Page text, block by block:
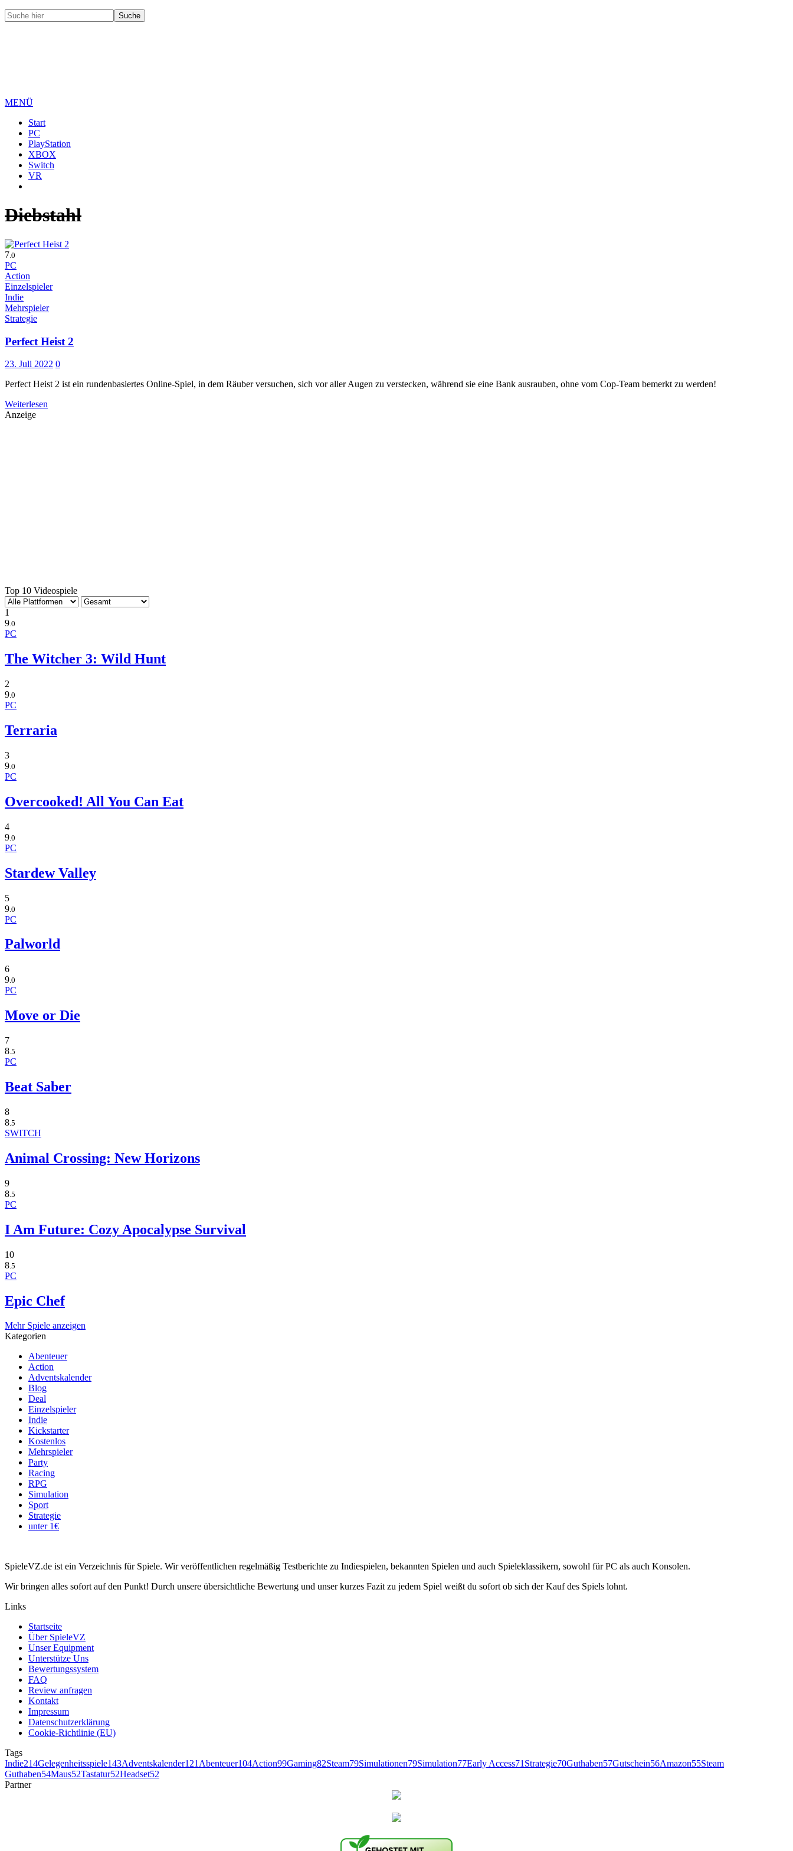
MENÜ
Start
PC
PlayStation
XBOX
Switch
VR
Diebstahl
7 .0
PC
Action
Einzelspieler
Indie
Mehrspieler
Strategie
Perfect Heist 2
23. Juli 2022 0
Perfect Heist 2 ist ein rundenbasiertes Online-Spiel, in dem Räuber versuchen, sich vor aller Augen zu verstecken, während sie eine Bank ausrauben, ohne vom Cop-Team bemerkt zu werden!
Weiterlesen
Anzeige
Top 10 Videospiele
1
9.0
PC
The Witcher 3: Wild Hunt
2
9.0
PC
Terraria
3
9 .0
PC
Overcooked! All You Can Eat
4
9 .0
PC
Stardew Valley
5
9 .0
PC
Palworld
6
9.0
PC
Move or Die
7
8.5
PC
Beat Saber
8
8.5
SWITCH
Animal Crossing: New Horizons
9
8 .5
PC
I Am Future: Cozy Apocalypse Survival
10
8 .5
PC
Epic Chef
Mehr Spiele anzeigen
Kategorien
Abenteuer
Action
Adventskalender
Blog
Deal
Einzelspieler
Indie
Kickstarter
Kostenlos
Mehrspieler
Party
Racing
RPG
Simulation
Sport
Strategie
unter 1€
SpieleVZ.de ist ein Verzeichnis für Spiele. Wir veröffentlichen regelmäßig Testberichte zu Indiespielen, bekannten Spielen und auch Spieleklassikern, sowohl für PC als auch Konsolen.
Wir bringen alles sofort auf den Punkt! Durch unsere übersichtliche Bewertung und unser kurzes Fazit zu jedem Spiel weißt du sofort ob sich der Kauf des Spiels lohnt.
Links
Startseite
Über SpieleVZ
Unser Equipment
Unterstütze Uns
Bewertungssystem
FAQ
Review anfragen
Kontakt
Impressum
Datenschutzerklärung
Cookie-Richtlinie (EU)
Tags
Indie214Gelegenheitsspiele143Adventskalender121Abenteuer104Action99Gaming82Steam79Simulationen79Simulation77Early Access71Strategie70Guthaben57Gutschein56Amazon55Steam
Guthaben54Maus52Tastatur52Headset52
Partner